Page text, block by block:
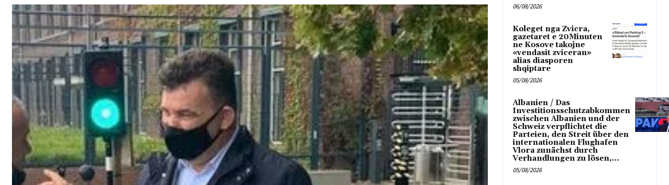
06/08/2026
Koleget nga Zvicra,
gazetaret e 20Minuten
ne Kosove takojne
«vendasit zviceran»
alias diasporen
shqiptare
05/08/2026
Albanien / Das
Investitionsschutzabkommen
zwischen Albanien und der
Schweiz verpflichtet die
Parteien, den Streit über den
internationalen Flughafen
Vlora zunächst durch
Verhandlungen zu lösen,...
05/08/2026